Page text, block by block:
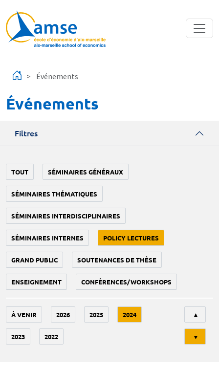
Événements
Événements
Filtres
TOUT SÉMINAIRES GÉNÉRAUX
SÉMINAIRES THÉMATIQUES
SÉMINAIRES INTERDISCIPLINAIRES
SÉMINAIRES INTERNES POLICY LECTURES
GRAND PUBLIC SOUTENANCES DE THÈSE
ENSEIGNEMENT CONFÉRENCES/WORKSHOPS
À VENIR 2026 2025 2024
2023 2022
▲
▼